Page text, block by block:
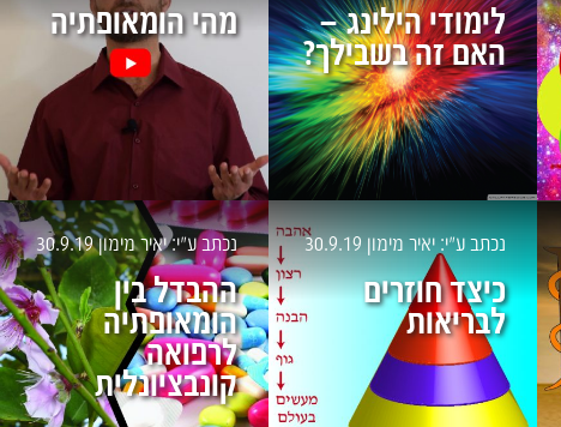
לימודי הילינג –
האם זה בשבילך?
מהי הומאופתיה
נכתב ע״י: יאיר מימון 30.9.19
כיצד חוזרים
לבריאות
נכתב ע״י: יאיר מימון 30.9.19
ההבדל בין
הומאופתיה
לרפואה
קונבציונלית